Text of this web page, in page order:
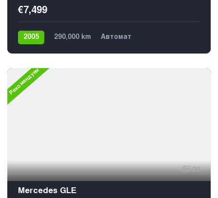
€7,499
2005 290,000 km
Автомат
Рекомендуем
20
Mercedes GLE